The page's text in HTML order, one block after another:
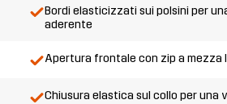
Bordi elasticizzati sui polsini per
aderente
Apertura frontale con zip a mezza
Chiusura elastica sul collo per una